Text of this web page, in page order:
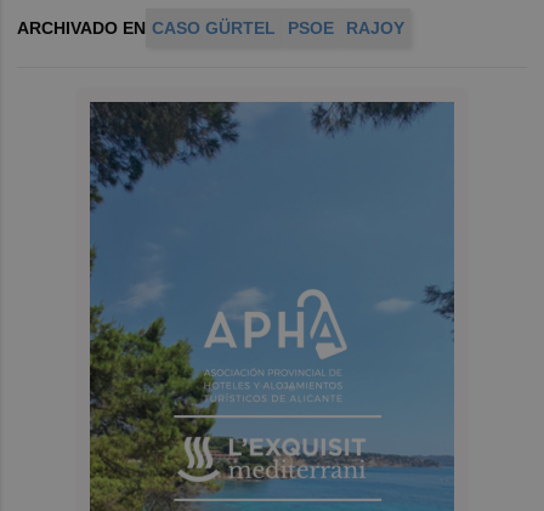
ARCHIVADO EN CASO GÜRTEL PSOE RAJOY